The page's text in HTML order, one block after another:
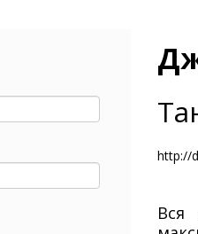
http://
Вся